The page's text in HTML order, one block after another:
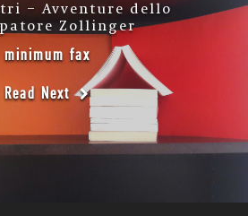
– Avventure dello
Zollinger
minimum fax
Read Next